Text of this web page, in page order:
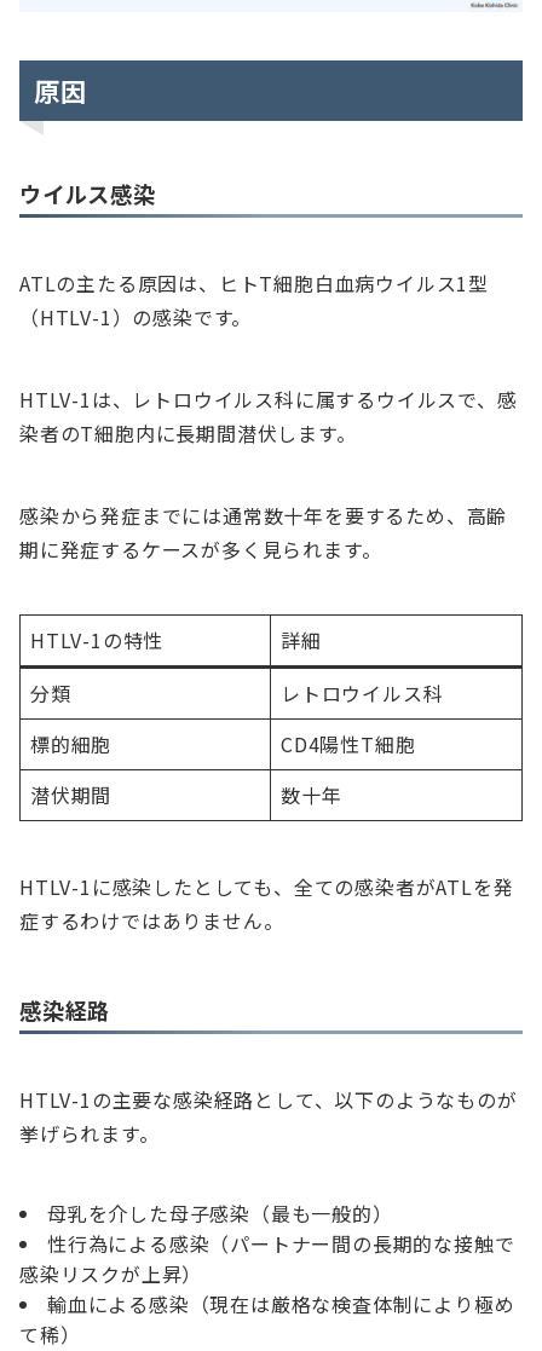
原因
ウイルス感染
ATLの主たる原因は、ヒトT細胞白血病ウイルス1型
（HTLV-1）の感染です。
HTLV-1は、レトロウイルス科に属するウイルスで、感
染者のT細胞内に長期間潜伏します。
感染から発症までには通常数十年を要するため、高齢
期に発症するケースが多く見られます。
HTLV-1の特性
詳細
分類
レトロウイルス科
標的細胞
CD4陽性T細胞
潜伏期間
数十年
HTLV-1に感染したとしても、全ての感染者がATLを発
症するわけではありません。
感染経路
HTLV-1の主要な感染経路として、以下のようなものが
挙げられます。
母乳を介した母子感染（最も一般的）
性行為による感染（パートナー間の長期的な接触で
感染リスクが上昇）
輸血による感染（現在は厳格な検査体制により極め
て稀）